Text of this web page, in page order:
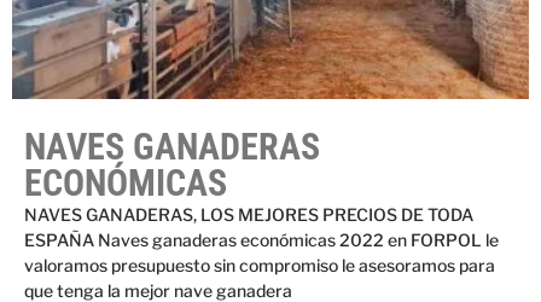
NAVES GANADERAS
ECONÓMICAS
NAVES GANADERAS, LOS MEJORES PRECIOS DE TODA
ESPAÑA Naves ganaderas económicas 2022 en FORPOL le
valoramos presupuesto sin compromiso le asesoramos para
que tenga la mejor nave ganadera